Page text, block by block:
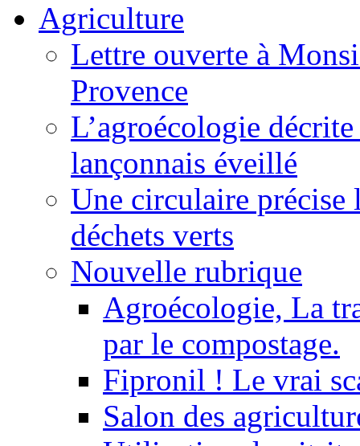
Agriculture
Lettre ouverte à
Provence
L’agroécologie
lançonnais éveillé
Une circulaire précise
déchets verts
Nouvelle rubrique
Agroécologie, La
par le compostage.
Fipronil ! Le vrai
Salon des